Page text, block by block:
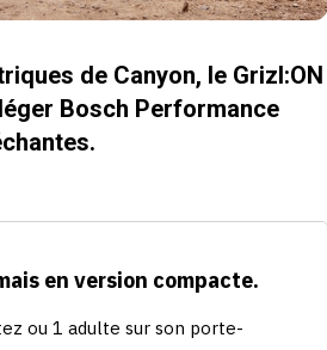
de Canyon, le Grizl:ON
Bosch Performance